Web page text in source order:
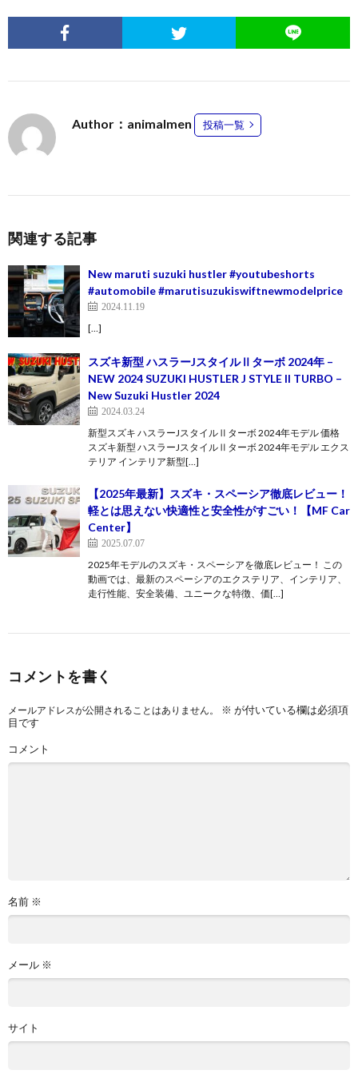
Author：animalmen 投稿一覧
関連する記事
New maruti suzuki hustler #youtubeshorts
#automobile #marutisuzukiswiftnewmodelprice
2024.11.19
[…]
スズキ新型 ハスラーJスタイルⅡターボ 2024年 –
NEW 2024 SUZUKI HUSTLER J STYLE II TURBO –
New Suzuki Hustler 2024
2024.03.24
新型スズキ ハスラーJスタイルⅡターボ 2024年モデル 価格
スズキ新型 ハスラーJスタイルⅡターボ 2024年モデル エクス
テリア インテリア新型[…]
【2025年最新】スズキ・スペーシア徹底レビュー！
軽とは思えない快適性と安全性がすごい！【MF Car
Center】
2025.07.07
2025年モデルのスズキ・スペーシアを徹底レビュー！ この
動画では、最新のスペーシアのエクステリア、インテリア、
走行性能、安全装備、ユニークな特徴、価[…]
コメントを書く
メールアドレスが公開されることはありません。 ※ が付いている欄は必須項
目です
コメント
名前 ※
メール ※
サイト